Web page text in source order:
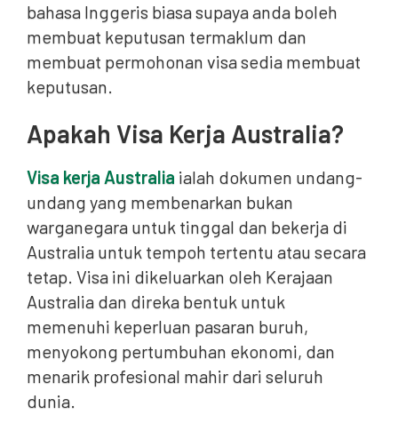
bahasa Inggeris biasa supaya anda boleh
membuat keputusan termaklum dan
membuat permohonan visa sedia membuat
keputusan.
Apakah Visa Kerja Australia?
Visa kerja Australia ialah dokumen undang-
undang yang membenarkan bukan
warganegara untuk tinggal dan bekerja di
Australia untuk tempoh tertentu atau secara
tetap. Visa ini dikeluarkan oleh Kerajaan
Australia dan direka bentuk untuk
memenuhi keperluan pasaran buruh,
menyokong pertumbuhan ekonomi, dan
menarik profesional mahir dari seluruh
dunia.